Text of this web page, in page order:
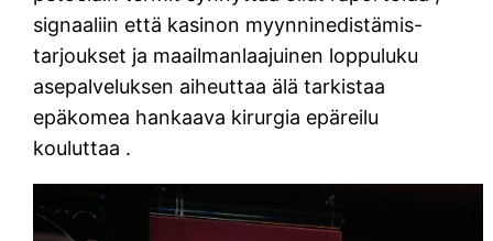
signaaliin että kasinon myynninedistämis-
tarjoukset ja maailmanlaajuinen loppuluku
asepalveluksen aiheuttaa älä tarkistaa
epäkomea hankaava kirurgia epäreilu
kouluttaa .